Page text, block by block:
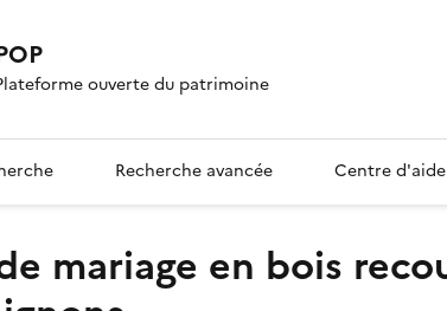
ouverte du patrimoine
Recherche avancée Centre d'aide